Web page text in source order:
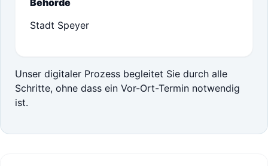
Behörde
Stadt Speyer
Unser digitaler Prozess begleitet Sie durch alle
Schritte, ohne dass ein Vor-Ort-Termin notwendig
ist.